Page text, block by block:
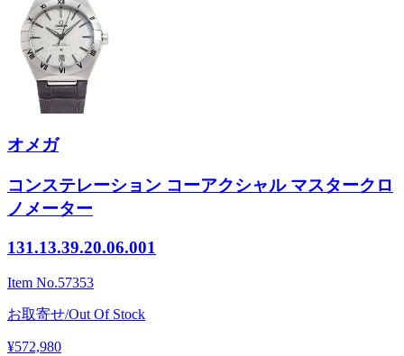
オメガ
コンステレーション コーアクシャル マスタークロ
ノメーター
131.13.39.20.06.001
Item No.57353
お取寄せ/Out Of Stock
¥572,980